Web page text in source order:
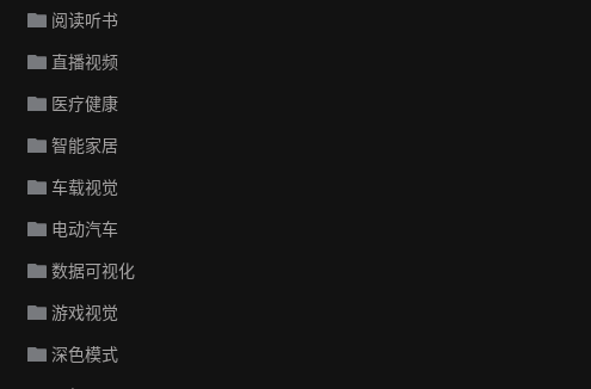
阅读听书
直播视频
医疗健康
智能家居
车载视觉
电动汽车
数据可视化
游戏视觉
深色模式